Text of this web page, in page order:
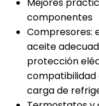
Mejores
componentes
Compresores:
aceite
protección
compatibilidad
carga de